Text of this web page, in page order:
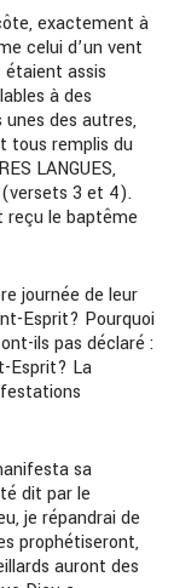
exactement à
celui d’un vent
assis
à des
unes des autres,
tous remplis du
LANGUES,
(versets 3 et 4).
reçu le baptême
journée de leur
Esprit? Pourquoi
ils pas déclaré :
Esprit? La
sa
dit par le
je répandrai de
prophétiseront,
auront des